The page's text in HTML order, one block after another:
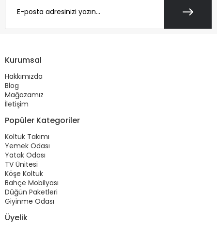
Kurumsal
Hakkımızda
Blog
Mağazamız
İletişim
Popüler Kategoriler
Koltuk Takımı
Yemek Odası
Yatak Odası
TV Ünitesi
Köşe Koltuk
Bahçe Mobilyası
Düğün Paketleri
Giyinme Odası
Üyelik